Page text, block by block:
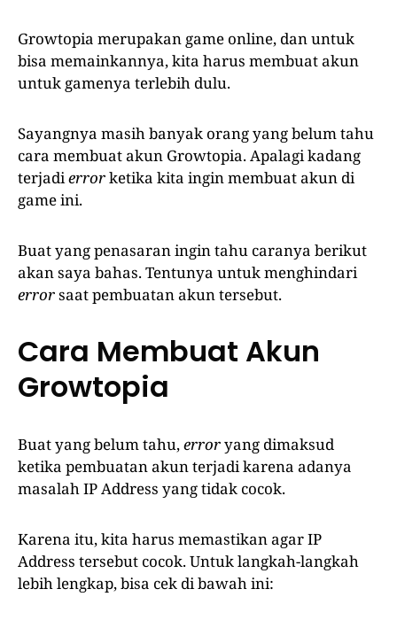
Growtopia merupakan game online, dan untuk
bisa memainkannya, kita harus membuat akun
untuk gamenya terlebih dulu.
Sayangnya masih banyak orang yang belum tahu
cara membuat akun Growtopia. Apalagi kadang
terjadierrorketika kita ingin membuat akun di
game ini.
Buat yang penasaran ingin tahu caranya berikut
akan saya bahas. Tentunya untuk menghindari
errorsaat pembuatan akun tersebut.
Cara Membuat Akun
Growtopia
Buat yang belum tahu,erroryang dimaksud
ketika pembuatan akun terjadi karena adanya
masalah IP Address yang tidak cocok.
Karena itu, kita harus memastikan agar IP
Address tersebut cocok. Untuk langkah-langkah
lebih lengkap, bisa cek di bawah ini: